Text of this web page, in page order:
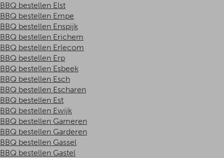
BBQ bestellen Elst
BBQ bestellen Empe
BBQ bestellen Enspijk
BBQ bestellen Erichem
BBQ bestellen Erlecom
BBQ bestellen Erp
BBQ bestellen Esbeek
BBQ bestellen Esch
BBQ bestellen Escharen
BBQ bestellen Est
BBQ bestellen Ewijk
BBQ bestellen Gameren
BBQ bestellen Garderen
BBQ bestellen Gassel
BBQ bestellen Gastel